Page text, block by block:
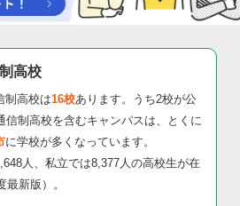
高校
制高校は16校あります。うち2校が公
信制高校を含むキャンパスは、とくに
に学校が多くなっています。
人、私立では8,377人の高校生が在
新版）。